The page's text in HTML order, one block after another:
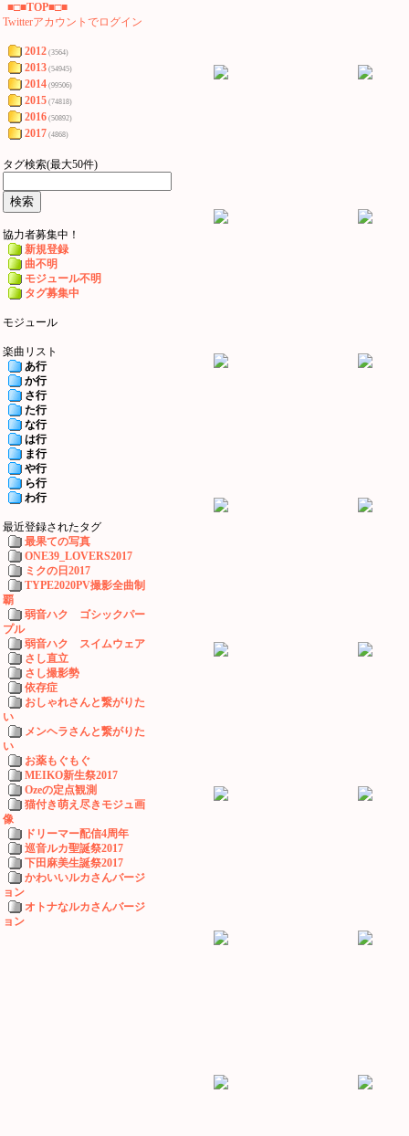
■□■TOP■□■
Twitterアカウントでログイン
2012 (3564)
2013 (54945)
2014 (99506)
2015 (74818)
2016 (50892)
2017 (4868)
タグ検索(最大50件)
協力者募集中！
新規登録
曲不明
モジュール不明
タグ募集中
モジュール
楽曲リスト
あ行
か行
さ行
た行
な行
は行
ま行
や行
ら行
わ行
最近登録されたタグ
最果ての写真
ONE39_LOVERS2017
ミクの日2017
TYPE2020PV撮影全曲制
覇
弱音ハク ゴシックパー
プル
弱音ハク スイムウェア
さし直立
さし撮影勢
依存症
おしゃれさんと繋がりた
い
メンヘラさんと繋がりた
い
お薬もぐもぐ
MEIKO新生祭2017
Ozeの定点観測
猫付き萌え尽きモジュ画
像
ドリーマー配信4周年
巡音ルカ聖誕祭2017
下田麻美生誕祭2017
かわいいルカさんバージ
ョン
オトナなルカさんバージ
ョン